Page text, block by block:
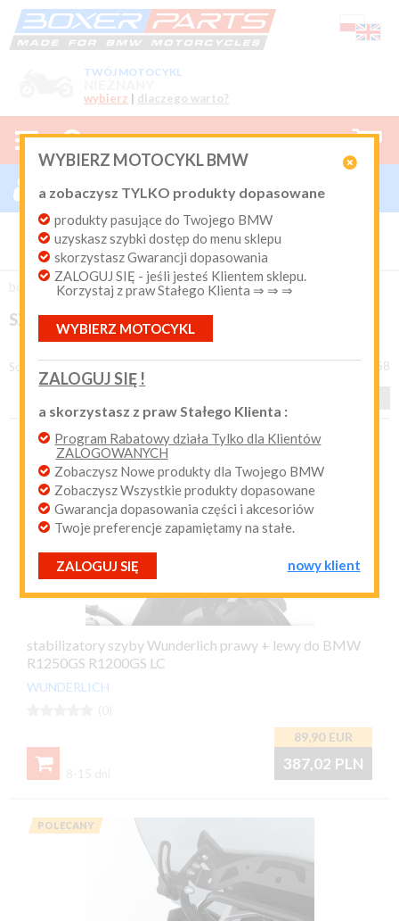
TWÓJ MOTOCYKL
wybierz | dlaczego warto?

WYBIERZ MOTOCYKL BMW
a zobaczysz TYLKO produkty dopasowane
produkty pasujące do Twojego BMW
uzyskasz szybki dostęp do menu sklepu
skorzystasz Gwarancji dopasowania
ZALOGUJ SIĘ - jeśli jesteś Klientem sklepu.
Korzystaj z praw Stałego Klienta ⇒ ⇒ ⇒
WYBIERZ MOTOCYKL
ZALOGUJ SIĘ !
a skorzystasz z praw Stałego Klienta :
Program Rabatowy działa Tylko dla Klientów
ZALOGOWANYCH
Zobaczysz Nowe produkty dla Twojego BMW
Zobaczysz Wszystkie produkty dopasowane
Gwarancja dopasowania części i akcesoriów
Twoje preferencje zapamiętamy na stałe.
ZALOGUJ SIĘ nowy klient
  
0
 Nowy klient
Login:
Hasło:
przypomnij mi hasło nowy klient
Produkty dopasowane do Twojego motocykla
BMW. Program Rabatowy po pierwszych zakupach. Od 20
lat on-line kurier Inpost i Paczkomat od 9.90 zł
boxer-parts / SZYBY + DEFLEKTORY
SZYBY + DEFLEKTORY
Sortuj według produkty 1 - 48 z 358
stabilizatory szyby Wunderlich prawy + lewy do BMW
R1250GS R1200GS LC
WUNDERLICH
89,90 EUR
387,02 PLN

POLECANY